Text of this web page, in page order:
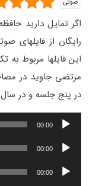
صوتی
اگر تمایل دارید
رایگان از فایلهای
این فایلها مربوط به
مرتضی جاوید در
در پنج جلسه و در سال 1394 انجام شده است .
پخش‌کننده
صوت
00:00
پخش‌کننده
صوت
00:00
پخش‌کننده
صوت
00:00